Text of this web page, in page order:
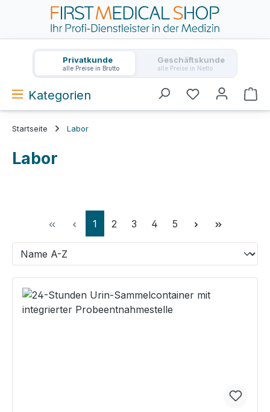
Zum Hauptinhalt springen
Privatkunde
alle Preise in Brutto
Geschäftskunde
alle Preise in Netto
Kategorien
Startseite Labor
Labor
Seite
1 Seite
2 Seite
3 Seite
4 Seite
5